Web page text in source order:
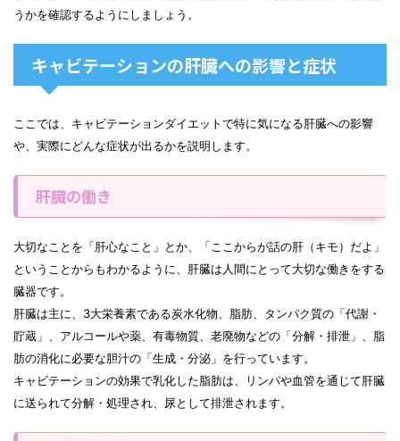
うかを確認するようにしましょう。
キャビテーションの肝臓への影響と症状
ここでは、キャビテーションダイエットで特に気になる肝臓への影響
や、実際にどんな症状が出るかを説明します。
肝臓の働き
大切なことを「肝心なこと」とか、「ここからが話の肝（キモ）だよ」
ということからもわかるように、肝臓は人間にとって大切な働きをする
臓器です。
肝臓は主に、3大栄養素である炭水化物、脂肪、タンパク質の「代謝・
貯蔵」、アルコールや薬、有毒物質、老廃物などの「分解・排泄」、脂
肪の消化に必要な胆汁の「生成・分泌」を行っています。
キャビテーションの効果で乳化した脂肪は、リンパや血管を通じて肝臓
に送られて分解・処理され、尿として排泄されます。